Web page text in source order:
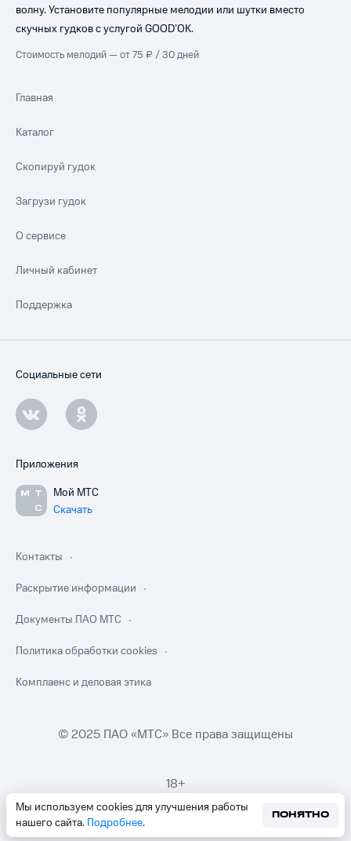
Мы используем cookies для улучшения работы
нашего сайта. Подробнее.
ПОНЯТНО
волну. Установите популярные мелодии или шутки вместо
скучных гудков с услугой GOOD’OK.
Стоимость мелодий — от 75 ₽ / 30 дней
Главная
Каталог
Скопируй гудок
Загрузи гудок
О сервисе
Личный кабинет
Поддержка
Социальные сети
Приложения
Мой МТС
Скачать
Контакты
Раскрытие информации
Документы ПАО МТС
Политика обработки cookies
Комплаенс и деловая этика
© 2025 ПАО «МТС» Все права защищены
18+